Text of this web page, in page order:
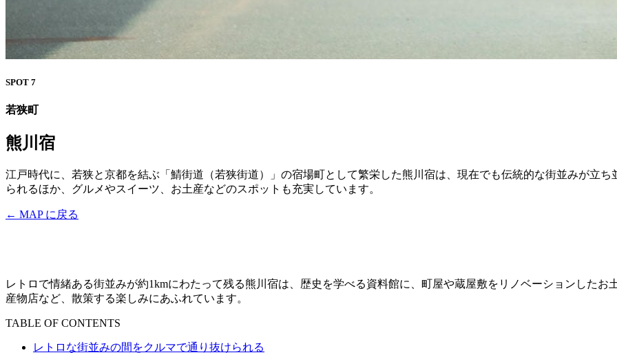
SPOT 7
若狭町
熊川宿
江戸時代に、若狭と京都を結ぶ「鯖街道（若狭街道）」の宿場町として繁栄した熊川宿は、現在でも伝統的な街並みが立
られるほか、グルメやスイーツ、お土産などのスポットも充実しています。
← MAP に戻る
レトロで情緒ある街並みが約1kmにわたって残る熊川宿は、歴史を学べる資料館に、町屋や蔵屋敷をリノベーションしたお
産物店など、散策する楽しみにあふれています。
TABLE OF CONTENTS
レトロな街並みの間をクルマで通り抜けられる